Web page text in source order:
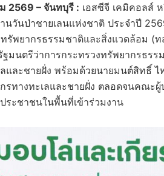
2569 – จันทบุรี : เอสซีจี เคมิคอลส์
นวันป่าชายเลนแห่งชาติ ประจำปี
รัพยากรธรรมชาติและสิ่งแวดล้อม (
มนตรีว่าการกระทรวงทรัพยากรธร
และชายฝั่ง พร้อมด้วยนายมนต์สิทธิ์
รทางทะเลและชายฝั่ง ตลอดจนคณ
ระชาชนในพื้นที่เข้าร่วมงาน